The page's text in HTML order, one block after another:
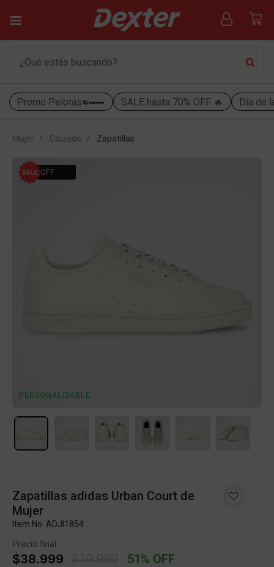
Promo Pelotas SALE hasta 70% OFF 🔥 Día de
Mujer Calzado Zapatillas
51% OFF
PERSONALIZABLE
Zapatillas adidas Urban Court de
Mujer
Item No. ADJI1854
Precio final
$38.999 Price reduced from
51% OFF